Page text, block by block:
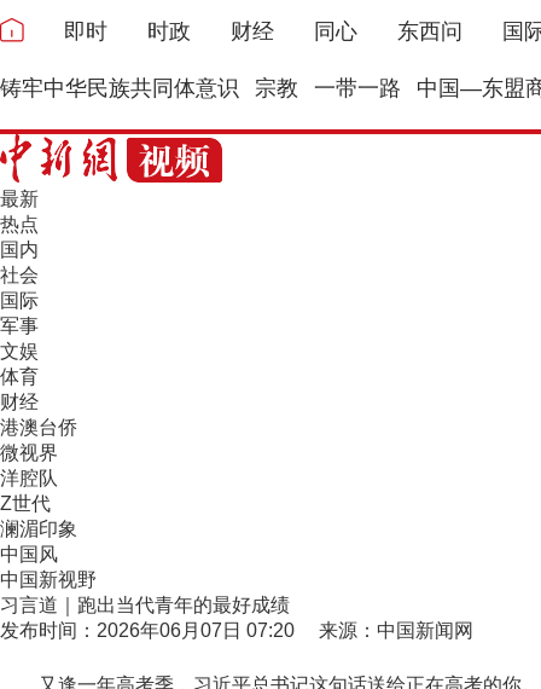
即时 时政 财经 同心 东西问 国
铸牢中华民族共同体意识 宗教 一带一路 中国—东盟
最新
热点
国内
社会
国际
军事
文娱
体育
财经
港澳台侨
微视界
洋腔队
Z世代
澜湄印象
中国风
中国新视野
习言道｜跑出当代青年的最好成绩
发布时间：2026年06月07日 07:20 来源：中国新闻网
又逢一年高考季，习近平总书记这句话送给正在高考的你。